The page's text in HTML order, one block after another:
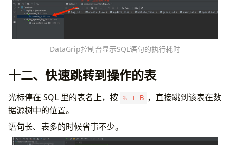
DataGrip控制台显示SQL语句的执行耗时
十二、快速跳转到操作的表
光标停在 SQL 里的表名上，按 ⌘ + B ，直接跳到该表在数
据源树中的位置。
语句长、表多的时候省事不少。